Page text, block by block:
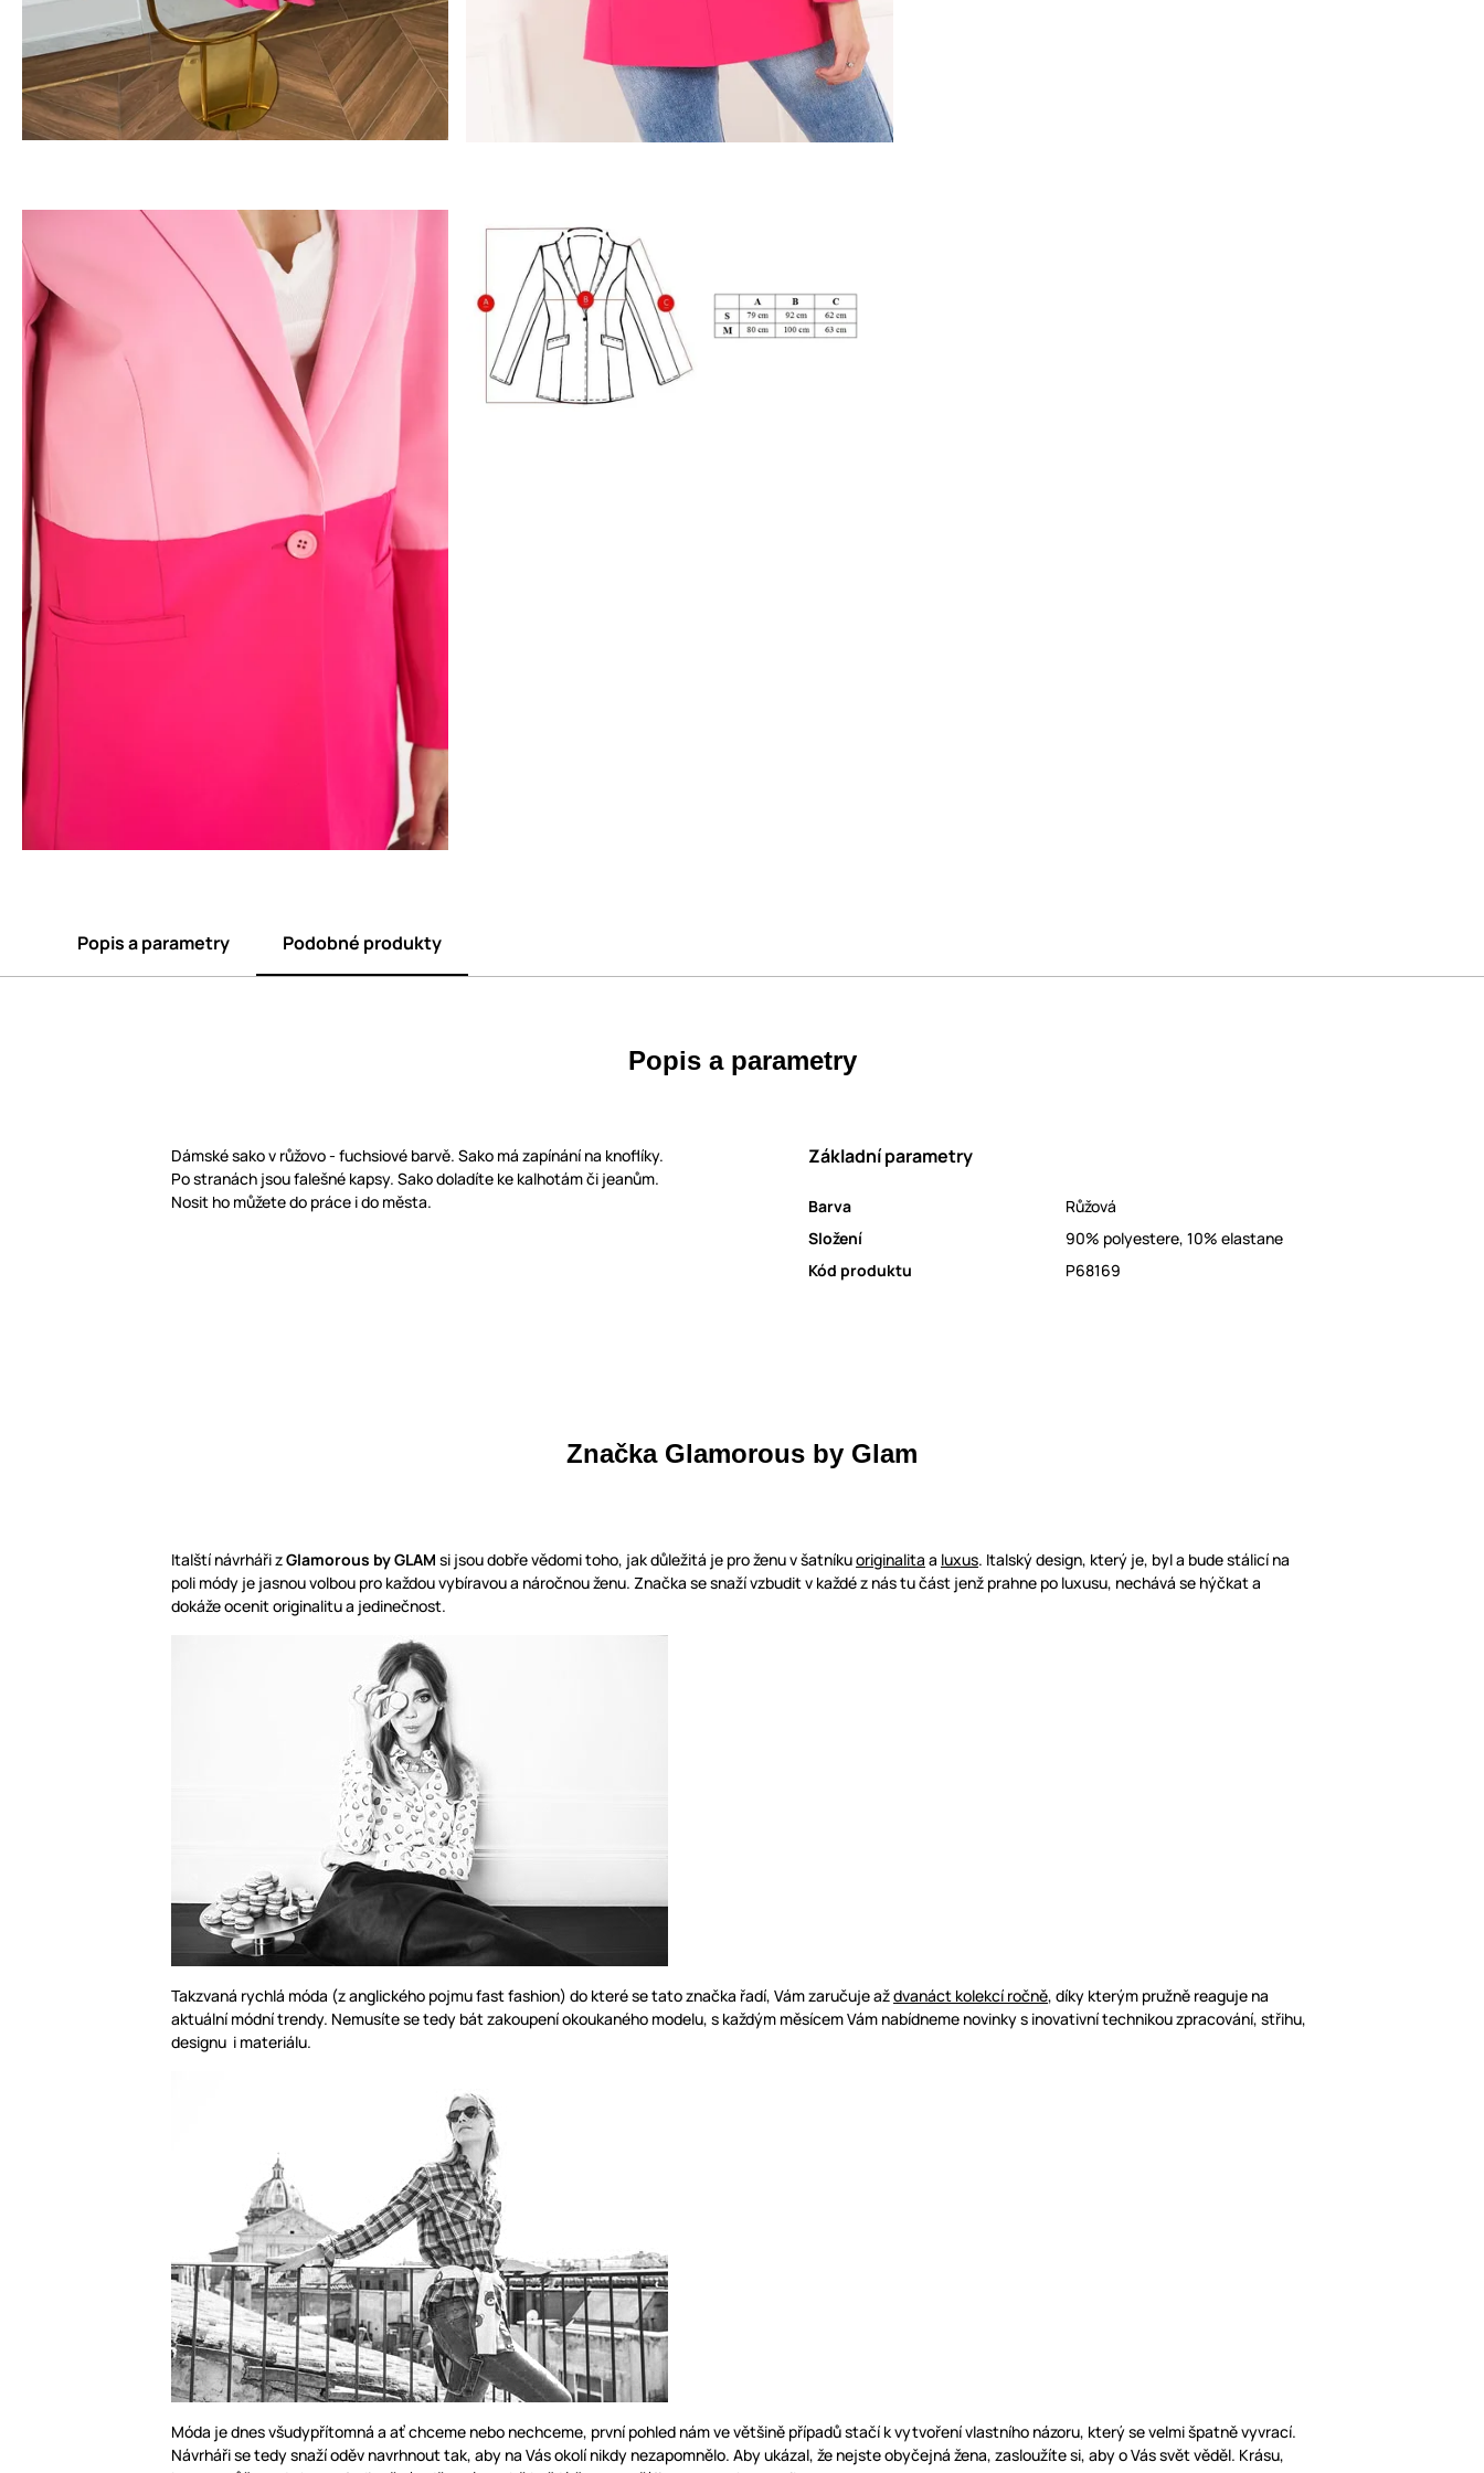
Popis a parametry Podobné produkty
Popis a parametry
Dámské sako v růžovo - fuchsiové barvě. Sako má zapínání na knoflíky.
Po stranách jsou falešné kapsy. Sako doladíte ke kalhotám či jeanům.
Nosit ho můžete do práce i do města.
Základní parametry
Barva
Růžová
Složení
90% polyestere, 10% elastane
Kód produktu
P68169
Značka Glamorous by Glam
Italští návrháři zGlamorous by GLAM si jsou dobře vědomi toho, jak důležitá je pro ženu v šatníkuoriginalita a luxus. Italský design, který je, byl a bude stálicí na
poli módy je jasnou volbou pro každou vybíravou a náročnou ženu. Značka se snaží vzbudit v každé z nás tu část jenž prahne po luxusu, nechává se hýčkat a
dokáže ocenit originalitu a jedinečnost.
Takzvaná rychlá móda (z anglického pojmu fast fashion) do které se tato značka řadí, Vám zaručuje aždvanáct kolekcí ročně, díky kterým pružně reaguje na
aktuální módní trendy. Nemusíte se tedy bát zakoupení okoukaného modelu, s každým měsícem Vám nabídneme novinky s inovativní technikou zpracování, střihu,
designu i materiálu.
Móda je dnes všudypřítomná a ať chceme nebo nechceme, první pohled nám ve většině případů stačí k vytvoření vlastního názoru, který se velmi špatně vyvrací.
Návrháři se tedy snaží oděv navrhnout tak, aby na Vás okolí nikdy nezapomnělo. Aby ukázal, že nejste obyčejná žena, zasloužíte si, aby o Vás svět věděl. Krásu,